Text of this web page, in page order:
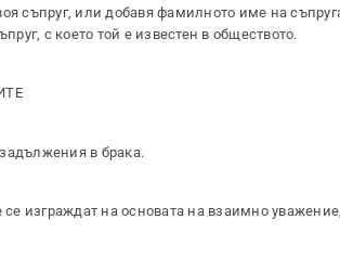
съпруг, или добавя фамилното име на
с което той е известен в обществото.
в брака.
изграждат на основата на взаимно